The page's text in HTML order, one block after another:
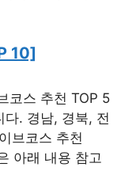
10]
코스 추천 TOP 5
다. 경남, 경북, 전
브코스 추천
아래 내용 참고